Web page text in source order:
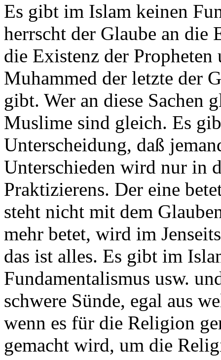
Es gibt im Islam keinen
herrscht der Glaube an die
die Existenz der Propheten
Muhammed der letzte der
gibt. Wer an diese Sachen
Muslime sind gleich. Es
Unterscheidung, daß
Unterschieden wird nur in
Praktizierens. Der eine
steht nicht mit dem
mehr betet, wird im
das ist alles. Es gibt im
Fundamentalismus usw.
schwere Sünde, egal aus
wenn es für die Religion
gemacht wird, um die